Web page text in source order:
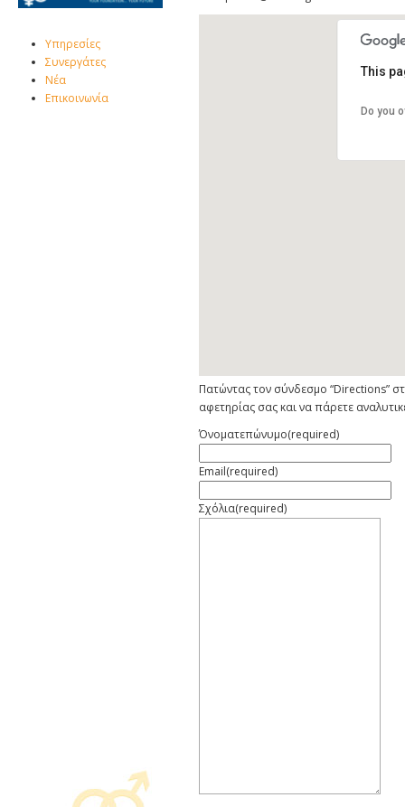
This
Do you
Πατώντας τον σύνδεσμο “Directions”
αφετηρίας σας και να πάρετε
Όνοματεπώνυμο(required)
Email(required)
Σχόλια(required)
Υπηρεσίες
Συνεργάτες
Νέα
Επικοινωνία